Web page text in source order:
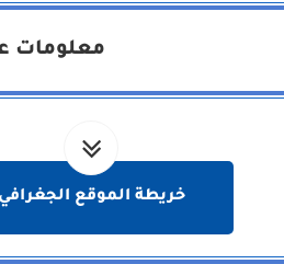
معلومات
خريطة الموقع الجغرافي